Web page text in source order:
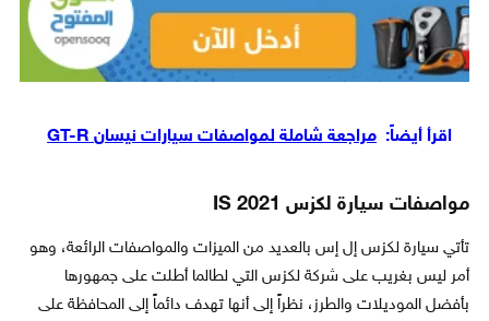
اقرأ أيضاً: مراجعة شاملة لمواصفات سيارات نيسان GT-R
مواصفات سيارة لكزس IS 2021
تأتي سيارة لكزس إل إس بالعديد من الميزات والمواصفات الرائعة، وهو
أمر ليس بغريب على شركة لكزس التي لطالما أطلت على جمهورها
بأفضل الموديلات والطرز، نظراً إلى أنها تهدف دائماً إلى المحافظة على